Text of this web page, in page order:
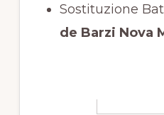
Sostituzione
de Barzi Nova